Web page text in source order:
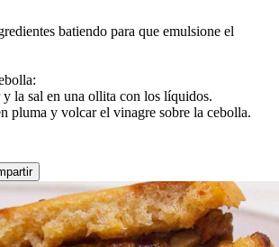
batiendo para que emulsione el
la sal en una ollita con los líquidos.
pluma y volcar el vinagre sobre la cebolla.